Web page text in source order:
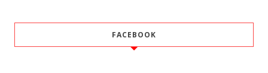
FACEBOOK